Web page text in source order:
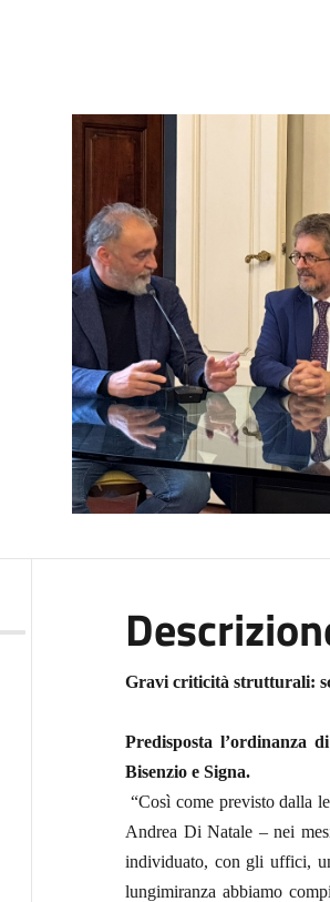
Gravi criticità strutturali:
Predisposta l’ordinanza
Bisenzio e Signa.
“Così come previsto dalla
Andrea Di Natale – nei
individuato, con gli uffici,
lungimiranza abbiamo